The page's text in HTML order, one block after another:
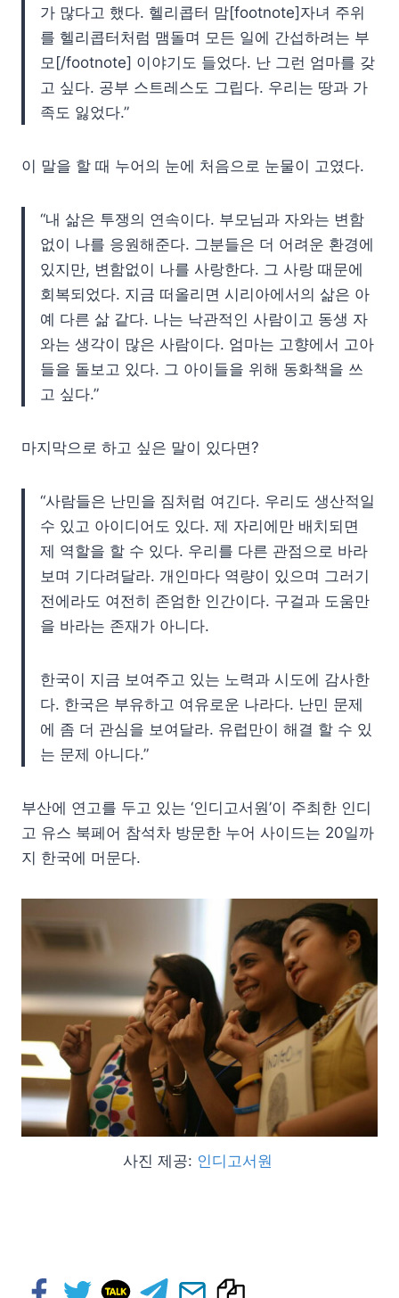
가 많다고 했다. 헬리콥터 맘[footnote]자녀 주위
를 헬리콥터처럼 맴돌며 모든 일에 간섭하려는 부
모[/footnote] 이야기도 들었다. 난 그런 엄마를 갖
고 싶다. 공부 스트레스도 그립다. 우리는 땅과 가
족도 잃었다.”
이 말을 할 때 누어의 눈에 처음으로 눈물이 고였다.
“내 삶은 투쟁의 연속이다. 부모님과 자와는 변함
없이 나를 응원해준다. 그분들은 더 어려운 환경에
있지만, 변함없이 나를 사랑한다. 그 사랑 때문에
회복되었다. 지금 떠올리면 시리아에서의 삶은 아
예 다른 삶 같다. 나는 낙관적인 사람이고 동생 자
와는 생각이 많은 사람이다. 엄마는 고향에서 고아
들을 돌보고 있다. 그 아이들을 위해 동화책을 쓰
고 싶다.”
마지막으로 하고 싶은 말이 있다면?
“사람들은 난민을 짐처럼 여긴다. 우리도 생산적일
수 있고 아이디어도 있다. 제 자리에만 배치되면
제 역할을 할 수 있다. 우리를 다른 관점으로 바라
보며 기다려달라. 개인마다 역량이 있으며 그러기
전에라도 여전히 존엄한 인간이다. 구걸과 도움만
을 바라는 존재가 아니다.
한국이 지금 보여주고 있는 노력과 시도에 감사한
다. 한국은 부유하고 여유로운 나라다. 난민 문제
에 좀 더 관심을 보여달라. 유럽만이 해결 할 수 있
는 문제 아니다.”
부산에 연고를 두고 있는 ‘인디고서원’이 주최한 인디
고 유스 북페어 참석차 방문한 누어 사이드는 20일까
지 한국에 머문다.
사진 제공: 인디고서원